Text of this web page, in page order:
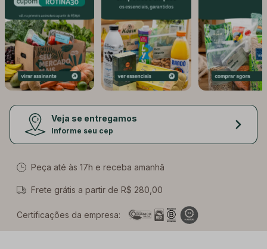
Veja se entregamos
Informe seu cep
Peça até às 17h e receba amanhã
Frete grátis a partir de R$ 280,00
Certificações da empresa: